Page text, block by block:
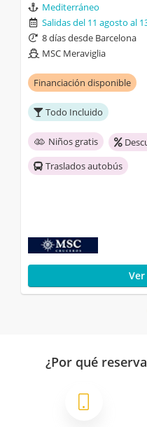
Mediterráneo
Salidas del 11 agosto al
8 días desde Barcelona
MSC Meraviglia
Financiación disponible
Todo Incluido
Niños gratis
Traslados autobús
¿Por qué